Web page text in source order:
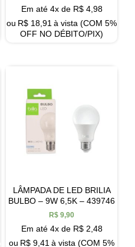
Em até 4x de R$4,98
ou R$ 18,91 à vista (COM 5%
OFF NO DÉBITO/PIX)
LÂMPADA DE LED BRILIA
BULBO – 9W 6,5K – 439746
R$ 9,90
Em até 4x de R$2,48
ou R$ 9,41 à vista (COM 5%